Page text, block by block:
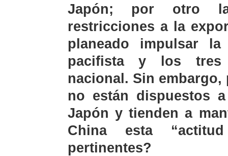
Japón; por otro
restricciones a la
planeado impulsar
pacifista y los tres
nacional. Sin
no están dispuestos
Japón y tienden a
China esta
pertinentes?